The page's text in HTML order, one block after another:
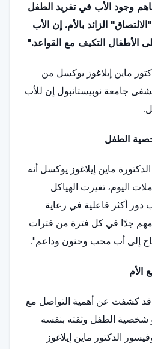
وجود الأب في تفريد الطفل
الزائد بالأم. إن الأب
الأطفال التكيف مع القواعد."
ماين إيلاغوز يوكسل من
جامعة نوبيستانبول إن للأب
الطفل
ماين إيلاغوز يوكسل أنه
اليوم، تغيرت الهياكل
دور أكثر فاعلية في رعاية
جدًا في كل فترة من فترات
إلى أب محب وحنون وداعم".
الأم
قد كشفت عن أهمية التواصل مع
شخصية الطفل وثقته بنفسه
الدكتور ماين إيلاغوز